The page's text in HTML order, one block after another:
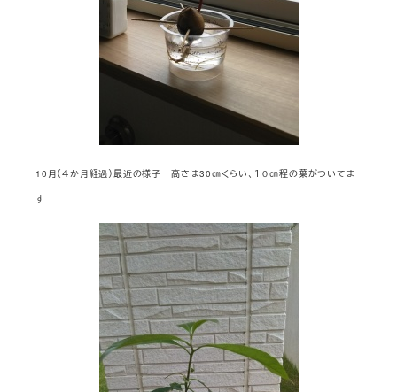
10月（４か月経過）最近の様子 高さは30㎝くらい、１０㎝程の葉がついてま
す